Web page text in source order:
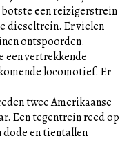
een reizigerstrein
dieseltrein. Er vielen
ontspoorden.
een vertrekkende
locomotief. Er
twee Amerikaanse
Een tegentrein reed op
dode en tientallen